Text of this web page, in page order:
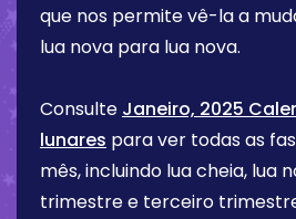
que nos permite vê-la a
lua nova para lua nova.
Consulte Janeiro, 2025
lunares para ver todas as
mês, incluindo lua cheia, lua
trimestre e terceiro